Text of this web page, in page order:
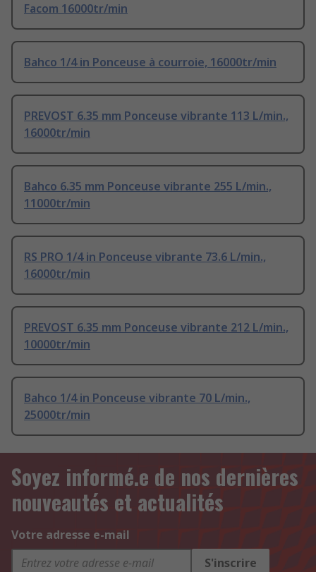
Facom 16000tr/min
Bahco 1/4 in Ponceuse à courroie, 16000tr/min
PREVOST 6.35 mm Ponceuse vibrante 113 L/min.,
16000tr/min
Bahco 6.35 mm Ponceuse vibrante 255 L/min.,
11000tr/min
RS PRO 1/4 in Ponceuse vibrante 73.6 L/min.,
16000tr/min
PREVOST 6.35 mm Ponceuse vibrante 212 L/min.,
10000tr/min
Bahco 1/4 in Ponceuse vibrante 70 L/min.,
25000tr/min
Soyez informé.e de nos dernières
nouveautés et actualités
Votre adresse e-mail
S'inscrire